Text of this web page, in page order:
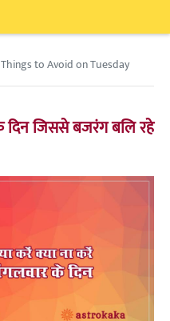
to Avoid on Tuesday
दिन जिससे बजरंग बलि रहे